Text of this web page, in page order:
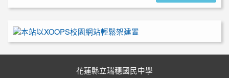
花蓮縣立瑞穗國民中學